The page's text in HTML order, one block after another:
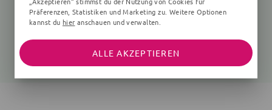
68 (3-6 Monate)
7,99 €
rosa
14,99 €
Präferenzen, Statistiken und Marketing zu. Weitere Optionen
kannst du hier anschauen und verwalten.
ALLE AKZEPTIEREN